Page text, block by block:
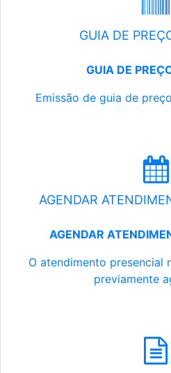
GUIA DE
GUIA DE
Emissão de guia de
AGENDAR
AGENDAR
O atendimento presencial
previamente